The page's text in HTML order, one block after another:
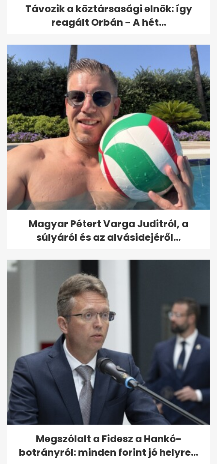
Távozik a köztársasági elnök: így
reagált Orbán - A hét...
Magyar Pétert Varga Juditról, a
súlyáról és az alvásidejéről...
Megszólalt a Fidesz a Hankó-
botrányról: minden forint jó helyre...